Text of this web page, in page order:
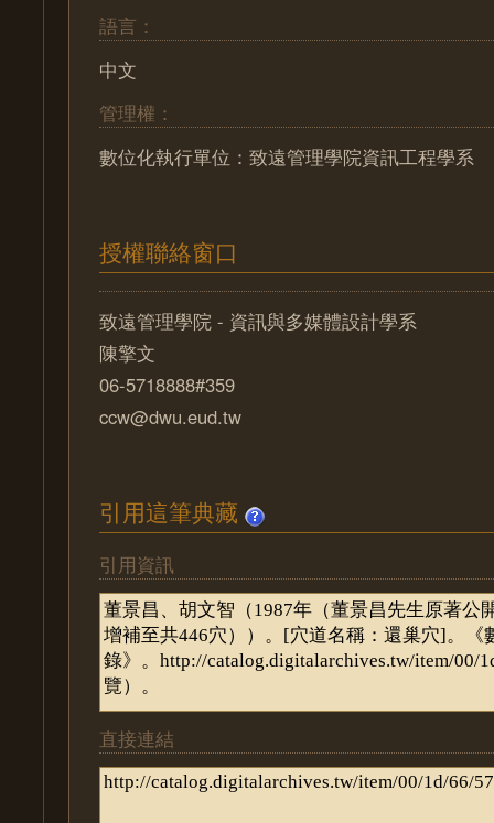
語言：
中文
管理權：
數位化執行單位：致遠管理學院資訊工程學系
授權聯絡窗口
致遠管理學院 - 資訊與多媒體設計學系
陳擎文
06-5718888#359
ccw@dwu.eud.tw
引用這筆典藏
引用資訊
直接連結